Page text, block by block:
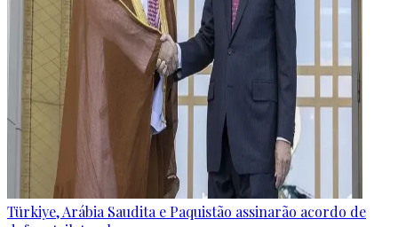
Türkiye, Arábia Saudita e Paquistão assinarão acordo de